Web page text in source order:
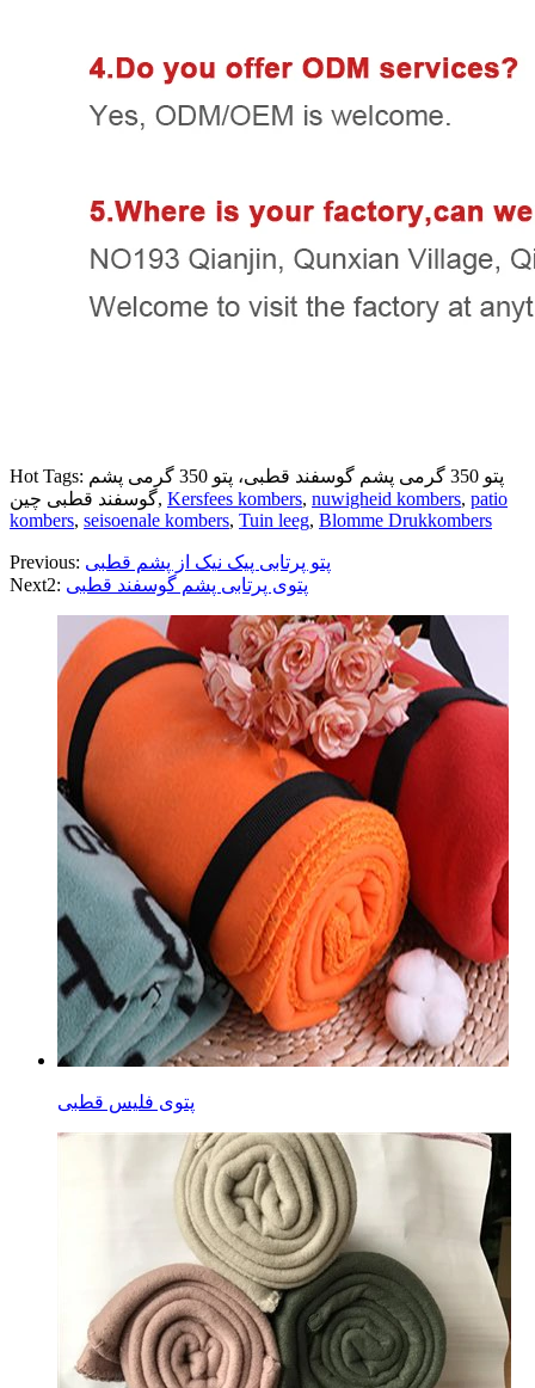
Hot Tags: پتو 350 گرمی پشم گوسفند قطبی، پتو 350 گرمی پشم
گوسفند قطبی چین, Kersfees kombers, nuwigheid kombers, patio
kombers, seisoenale kombers, Tuin leeg, Blomme Drukkombers
Previous: پتو پرتابی پیک نیک از پشم قطبی
Next2: پتوی پرتابی پشم گوسفند قطبی
پتوی فلیس قطبی